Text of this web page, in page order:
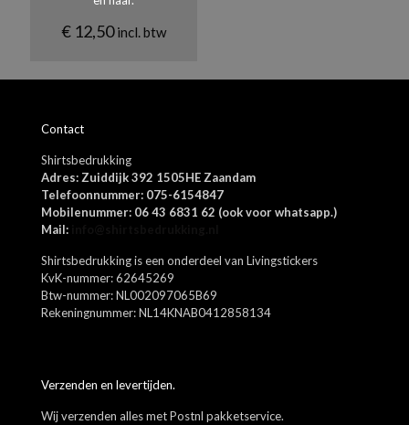
Naam*
mail *
Mijn naam, e-mail en site opslaan in deze browser voor de
volgende keer wanneer ik een reactie plaats.
€ 12,50 incl. btw
Contact
Shirtsbedrukking
Adres: Zuiddijk 392 1505HE Zaandam
Telefoonnummer: 075-6154847
Mobilenummer: 06 43 6831 62 (ook voor whatsapp.)
Mail:
Shirtsbedrukking is een onderdeel van Livingstickers
KvK-nummer: 62645269
Btw-nummer: NL002097065B69
Rekeningnummer: NL14KNAB0412858134
Verzenden en levertijden.
Wij verzenden alles met Postnl pakketservice.